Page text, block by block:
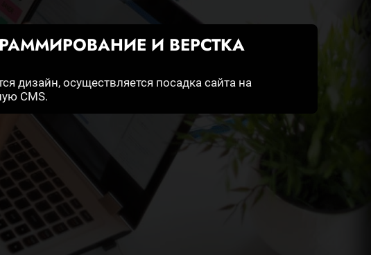
И ВЕРСТКА
дизайн, осуществляется посадка сайта на
CMS.